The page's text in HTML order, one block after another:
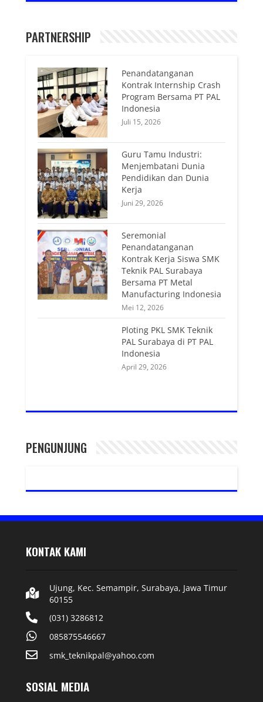
PARTNERSHIP
Penandatanganan
Kontrak Internship Crash
Program Bersama PT PAL
Indonesia
Juli 15, 2026
Guru Tamu Industri:
Menjembatani Dunia
Pendidikan dan Dunia
Kerja
Juni 29, 2026
Seremonial
Penandatanganan
Kontrak Kerja Siswa SMK
Teknik PAL Surabaya
Bersama PT Metal
Manufacturing Indonesia
Mei 12, 2026
Ploting PKL SMK Teknik
PAL Surabaya di PT PAL
Indonesia
April 29, 2026
PENGUNJUNG
KONTAK KAMI
Ujung, Kec. Semampir, Surabaya, Jawa Timur
60155
(031) 3286812
085875546667
smk_teknikpal@yahoo.com
SOSIAL MEDIA